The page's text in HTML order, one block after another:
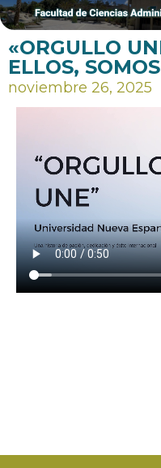
«ORGULLO
ELLOS,
noviembre 26, 2025